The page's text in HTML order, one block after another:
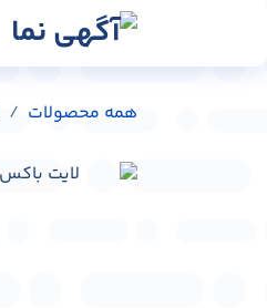
همه محصولات